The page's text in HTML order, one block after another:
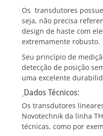
Os transdutores
seja, não precisa
design de haste com
extremamente robusto.
Seu princípio de
detecção de posição
uma excelente
Dados Técnicos:
Os transdutores
Novotechnik da linha
técnicas, como por